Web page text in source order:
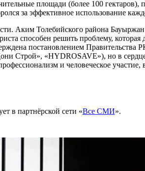
площади (более 100
за эффективное использование
Аким Толебийского района
способен решить проблему,
постановлением Правительства
Строй», «HYDROSAVE»), но в
и человеческое участие,
в партнёрской сети «Все СМИ».